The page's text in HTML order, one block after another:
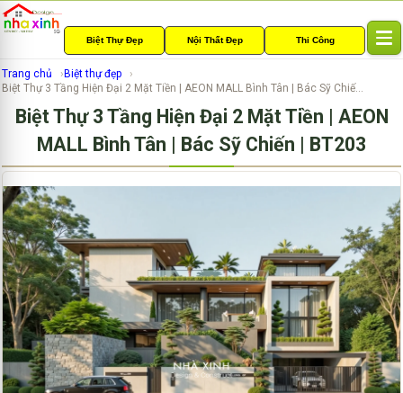
Biệt Thự Đẹp Nội Thất Đẹp Thi Công
l
e
n
a
v
g
a
t
i
o
n
Trang chủ
Biệt thự đẹp
Biệt Thự 3 Tầng Hiện Đại 2 Mặt Tiền | AEON MALL Bình Tân | Bác Sỹ Chiế...
Biệt Thự 3 Tầng Hiện Đại 2 Mặt Tiền | AEON
MALL Bình Tân | Bác Sỹ Chiến | BT203